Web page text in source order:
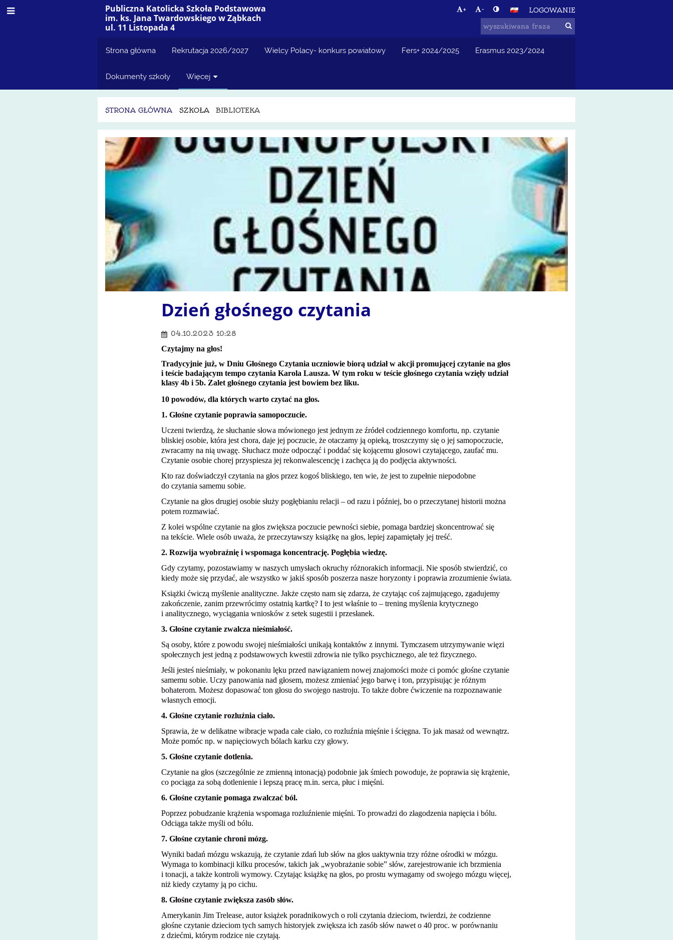
Publiczna Katolicka Szkoła Podstawowa
im. ks. Jana Twardowskiego w Ząbkach
ul. 11 Listopada 4
+ - LOGOWANIE
Strona główna Rekrutacja 2026/2027 Wielcy Polacy- konkurs powiatowy Fers+ 2024/2025 Erasmus 2023/2024
Dokumenty szkoły Więcej
STRONA GŁÓWNA SZKOŁA BIBLIOTEKA
Biblioteka
Dzień głośnego czytania
04.10.2023 10:28
Czytajmy na głos!
Tradycyjnie już, w Dniu Głośnego Czytania uczniowie biorą udział w akcji promującej czytanie na głos
i teście badającym tempo czytania Karola Lausza. W tym roku w teście głośnego czytania wzięły udział
klasy 4b i 5b. Zalet głośnego czytania jest bowiem bez liku.
10 powodów, dla których warto czytać na głos.
1. Głośne czytanie poprawia samopoczucie.
Uczeni twierdzą, że słuchanie słowa mówionego jest jednym ze źródeł codziennego komfortu, np. czytanie
bliskiej osobie, która jest chora, daje jej poczucie, że otaczamy ją opieką, troszczymy się o jej samopoczucie,
zwracamy na nią uwagę. Słuchacz może odpocząć i poddać się kojącemu głosowi czytającego, zaufać mu.
Czytanie osobie chorej przyspiesza jej rekonwalescencję i zachęca ją do podjęcia aktywności.
Kto raz doświadczył czytania na głos przez kogoś bliskiego, ten wie, że jest to zupełnie niepodobne
do czytania samemu sobie.
Czytanie na głos drugiej osobie służy pogłębianiu relacji – od razu i później, bo o przeczytanej historii można
potem rozmawiać.
Z kolei wspólne czytanie na głos zwiększa poczucie pewności siebie, pomaga bardziej skoncentrować się
na tekście. Wiele osób uważa, że przeczytawszy książkę na głos, lepiej zapamiętały jej treść.
2. Rozwija wyobraźnię i wspomaga koncentrację. Pogłębia wiedzę.
Gdy czytamy, pozostawiamy w naszych umysłach okruchy różnorakich informacji. Nie sposób stwierdzić, co
kiedy może się przydać, ale wszystko w jakiś sposób poszerza nasze horyzonty i poprawia zrozumienie świata.
Książki ćwiczą myślenie analityczne. Jakże często nam się zdarza, że czytając coś zajmującego, zgadujemy
zakończenie, zanim przewrócimy ostatnią kartkę? I to jest właśnie to – trening myślenia krytycznego
i analitycznego, wyciągania wniosków z setek sugestii i przesłanek.
3. Głośne czytanie zwalcza nieśmiałość.
Są osoby, które z powodu swojej nieśmiałości unikają kontaktów z innymi. Tymczasem utrzymywanie więzi
społecznych jest jedną z podstawowych kwestii zdrowia nie tylko psychicznego, ale też fizycznego.
Jeśli jesteś nieśmiały, w pokonaniu lęku przed nawiązaniem nowej znajomości może ci pomóc głośne czytanie
samemu sobie. Uczy panowania nad głosem, możesz zmieniać jego barwę i ton, przypisując je różnym
bohaterom. Możesz dopasować ton głosu do swojego nastroju. To także dobre ćwiczenie na rozpoznawanie
własnych emocji.
4. Głośne czytanie rozluźnia ciało.
Sprawia, że w delikatne wibracje wpada całe ciało, co rozluźnia mięśnie i ścięgna. To jak masaż od wewnątrz.
Może pomóc np. w napięciowych bólach karku czy głowy.
5. Głośne czytanie dotlenia.
Czytanie na głos (szczególnie ze zmienną intonacją) podobnie jak śmiech powoduje, że poprawia się krążenie,
co pociąga za sobą dotlenienie i lepszą pracę m.in. serca, płuc i mięśni.
6. Głośne czytanie pomaga zwalczać ból.
Poprzez pobudzanie krążenia wspomaga rozluźnienie mięśni. To prowadzi do złagodzenia napięcia i bólu.
Odciąga także myśli od bólu.
7. Głośne czytanie chroni mózg.
Wyniki badań mózgu wskazują, że czytanie zdań lub słów na głos uaktywnia trzy różne ośrodki w mózgu.
Wymaga to kombinacji kilku procesów, takich jak „wyobrażanie sobie” słów, zarejestrowanie ich brzmienia
i tonacji, a także kontroli wymowy. Czytając książkę na głos, po prostu wymagamy od swojego mózgu więcej,
niż kiedy czytamy ją po cichu.
8. Głośne czytanie zwiększa zasób słów.
Amerykanin Jim Trelease, autor książek poradnikowych o roli czytania dzieciom, twierdzi, że codzienne
głośne czytanie dzieciom tych samych historyjek zwiększa ich zasób słów nawet o 40 proc. w porównaniu
z dziećmi, którym rodzice nie czytają.